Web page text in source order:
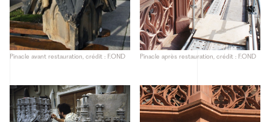
Pinacle avant restauration, crédit : F.OND Pinacle après restauration, crédit : F.OND